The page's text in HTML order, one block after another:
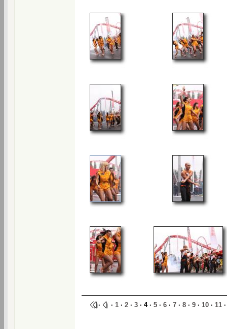
· · 1· 2· 3· 4 · 5· 6· 7· 8· 9· 10· 11